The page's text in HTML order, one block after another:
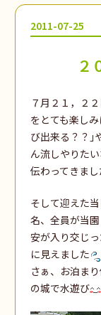
2011-07-25
２
７月２１，２
をとても楽し
び出来る？？｣
ん流しやりた
伝わってきまし
そして迎えた当
名、全員が当
安が入り交じ
に見えました
さぁ、お泊ま
の城で水遊び